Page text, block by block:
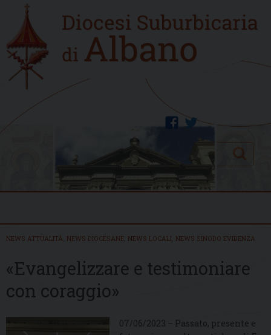
content
Home
new
twitter
facebook
Search
NEWS ATTUALITÀ NEWS DIOCESANE NEWS LOCALI NEWS SINODO EVIDENZA
«Evangelizzare e testimoniare
con coraggio»
07/06/2023 – Passato, presente e